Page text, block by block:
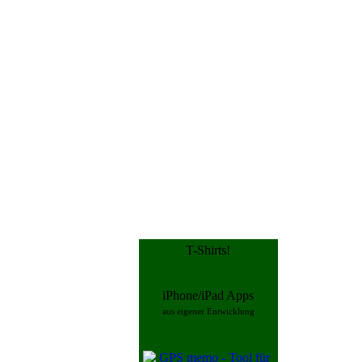
T-Shirts!
iPhone/iPad Apps
aus eigener Entwicklung